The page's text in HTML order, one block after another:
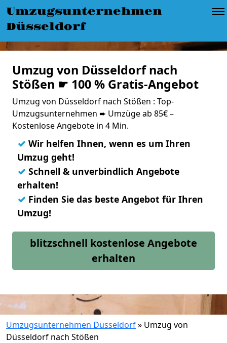
Umzugsunternehmen
Düsseldorf
Umzug von Düsseldorf nach
Stößen ☛ 100 % Gratis-Angebot
Umzug von Düsseldorf nach Stößen : Top-
Umzugsunternehmen ➨ Umzüge ab 85€ –
Kostenlose Angebote in 4 Min.
✓ Wir helfen Ihnen, wenn es um Ihren
Umzug geht!
✓ Schnell & unverbindlich Angebote
erhalten!
✓ Finden Sie das beste Angebot für Ihren
Umzug!
blitzschnell kostenlose Angebote
erhalten
Umzugsunternehmen Düsseldorf» Umzug von
Düsseldorf nach Stößen